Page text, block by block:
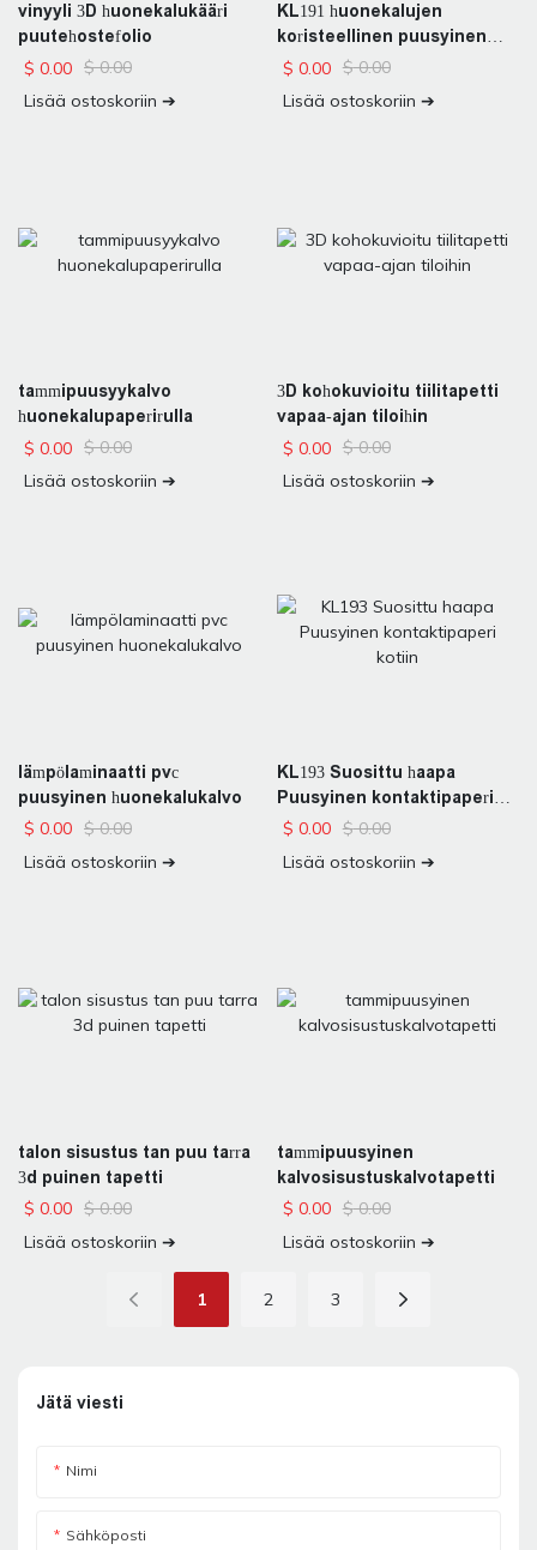
vinyyli 3D huonekalukääri
puutehostefolio
$ 0.00 $0.00
Lisää ostoskoriin ➔
KL191 huonekalujen
koristeellinen puusyinen
vinyylikalvorulla
$ 0.00 $0.00
Lisää ostoskoriin ➔
tammipuusyykalvo
huonekalupaperirulla
$ 0.00 $0.00
Lisää ostoskoriin ➔
3D kohokuvioitu tiilitapetti
vapaa-ajan tiloihin
$ 0.00 $0.00
Lisää ostoskoriin ➔
lämpölaminaatti pvc
puusyinen huonekalukalvo
$ 0.00 $0.00
Lisää ostoskoriin ➔
KL193 Suosittu haapa
Puusyinen kontaktipaperi
kotiin
$ 0.00 $0.00
Lisää ostoskoriin ➔
talon sisustus tan puu tarra
3d puinen tapetti
$ 0.00 $0.00
Lisää ostoskoriin ➔
tammipuusyinen
kalvosisustuskalvotapetti
$ 0.00 $0.00
Lisää ostoskoriin ➔
1 2 3
Jätä viesti
Nimi
Sähköposti